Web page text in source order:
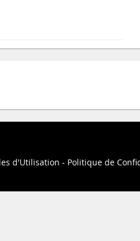
d'Utilisation
Politique de